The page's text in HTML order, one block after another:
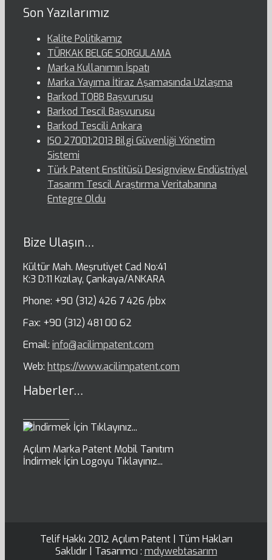
Son Yazılarımız
Kalite Politikamız
TÜRKAK BELGE SORGULAMA
Marka Kullanımın İspatı
Marka Yayıma İtiraz Aşamasında Uzlaşma
Barkod TOBB Başvurusu
Barkod Tescil Başvurusu
Barkod Tescili Ankara
ISO 27001:2013 Bilgi Güvenliği Yönetim
Sistemi
Türk Patent Enstitüsü Designview Endüstriyel
Tasarım Tescil Araştırma Veritabanına
Entegre Oldu
Bize Ulaşın…
Kültür Mah. Meşrutiyet Cad No:41
K:3 D:11 Kızılay, Çankaya/ANKARA
Phone: +90 (312) 426 7 426 /pbx
Fax: +90 (312) 481 00 62
Email: info@acilimpatent.com
Web: https://www.acilimpatent.com
Haberler…
Açılım Marka Patent Mobil Tanıtım
İndirmek İçin Logoyu Tıklayınız...
Telif Hakkı 2012 Açılım Patent | Tüm Hakları
Saklıdır | Tasarımcı : mdywebtasarım